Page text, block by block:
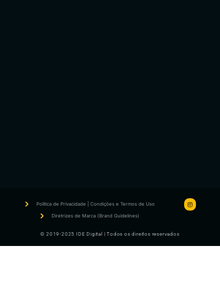
© 2019-2025 IDE Digital | Todos os direitos reservados
Politica de Privacidade | Condições e Termos de Uso
Diretrizes de Marca (Brand Guidelines)